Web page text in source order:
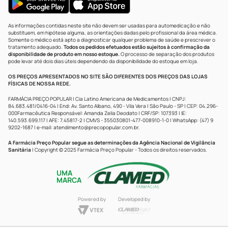
As informações contidas neste site não devem ser usadas para automedicação e não
substituem, em hipótese alguma, as orientações dadas pelo profissional da área médica.
Somente o médico está apto a diagnosticar qualquer problema de saúde e prescrever o
tratamento adequado. Todos os pedidos efetuados estão sujeitos à confirmação da
disponibilidade de produto em nosso estoque.O processo de separação dos produtos
pode levar até dois dias úteis dependendo da disponibilidade do estoque em loja.
OS PREÇOS APRESENTADOS NO SITE SÃO DIFERENTES DOS PREÇOS DAS LOJAS
FÍSICAS DE NOSSA REDE.
FARMÁCIA PREÇO POPULAR | Cia Latino Americana de Medicamentos | CNPJ:
84.683.481/0416-04 | End: Av. Santo Albano, 490 - Vila Vera | São Paulo - SP | CEP: 04.296-
000Farmacêutica Responsável: Amanda Zelia Deodato | CRF/SP: 107393 | IE:
140.593.699.117 | AFE: 7.45817-2 | CMVS - 355030801-477-008910-1-0 | WhatsApp: (47) 9
9202-1687 | e-mail: atendimento@precopopular.com.br.
A Farmácia Preço Popular segue as determinações da Agência Nacional de Vigilância
Sanitária | Copyright © 2025 Farmácia Preço Popular - Todos os direitos reservados.
UMA
MARCA
Powered by Developed by